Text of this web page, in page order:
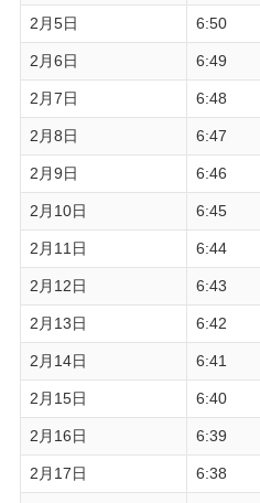
2月5日 6:50
2月6日 6:49
2月7日 6:48
2月8日 6:47
2月9日 6:46
2月10日 6:45
2月11日 6:44
2月12日 6:43
2月13日 6:42
2月14日 6:41
2月15日 6:40
2月16日 6:39
2月17日 6:38